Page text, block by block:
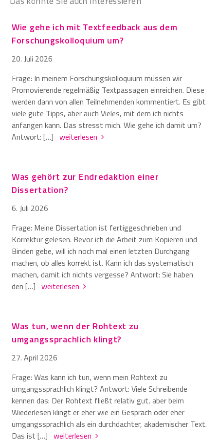
Wie gehe ich mit Textfeedback aus dem
Forschungskolloquium um?
20. Juli 2026
Frage: In meinem Forschungskolloquium müssen wir
Promovierende regelmäßig Textpassagen einreichen. Diese
werden dann von allen Teilnehmenden kommentiert. Es gibt
viele gute Tipps, aber auch Vieles, mit dem ich nichts
anfangen kann. Das stresst mich. Wie gehe ich damit um?
Antwort: […] weiterlesen
Was gehört zur Endredaktion einer
Dissertation?
6. Juli 2026
Frage: Meine Dissertation ist fertiggeschrieben und
Korrektur gelesen. Bevor ich die Arbeit zum Kopieren und
Binden gebe, will ich noch mal einen letzten Durchgang
machen, ob alles korrekt ist. Kann ich das systematisch
machen, damit ich nichts vergesse? Antwort: Sie haben
den […] weiterlesen
Was tun, wenn der Rohtext zu
umgangssprachlich klingt?
27. April 2026
Frage: Was kann ich tun, wenn mein Rohtext zu
umgangssprachlich klingt? Antwort: Viele Schreibende
kennen das: Der Rohtext fließt relativ gut, aber beim
Wiederlesen klingt er eher wie ein Gespräch oder eher
umgangssprachlich als ein durchdachter, akademischer Text.
Das ist […] weiterlesen